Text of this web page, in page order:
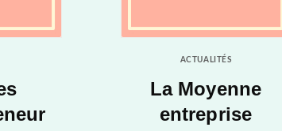
ACTUALITÉS
La Moyenne
entreprise